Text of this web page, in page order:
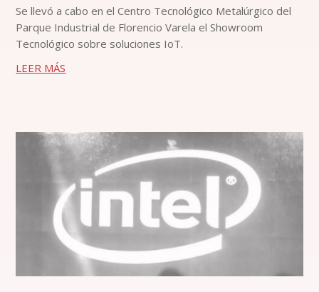
Se llevó a cabo en el Centro Tecnológico Metalúrgico del
Parque Industrial de Florencio Varela el Showroom
Tecnológico sobre soluciones IoT.
LEER MÁS